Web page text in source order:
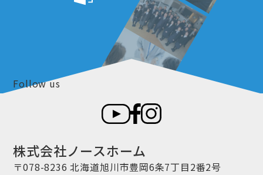
Follow us
株式会社ノースホーム
〒078-8236 北海道旭川市豊岡6条7丁目2番2号